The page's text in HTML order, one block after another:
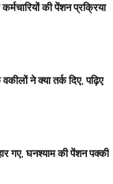
की पेंशन प्रक्रिया
ने क्या तर्क दिए, पढ़िए
गए, घनश्याम की पेंशन पक्की